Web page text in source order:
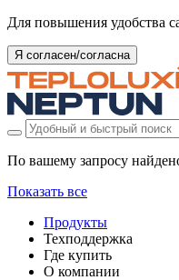
Для повышения удобства
Я согласен/согласна
По вашему запросу
Показать все
Продукты
Техподдержка
Где купить
О компании